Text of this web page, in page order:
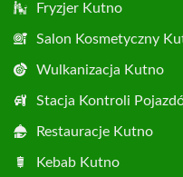
Fryzjer Kutno
Salon Kosmetyczny
Wulkanizacja Kutno
Stacja Kontroli
Restauracje Kutno
Kebab Kutno